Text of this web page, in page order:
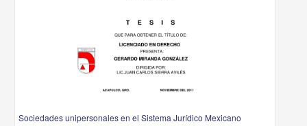
Sociedades unipersonales en el Sistema Jurídico Mexicano